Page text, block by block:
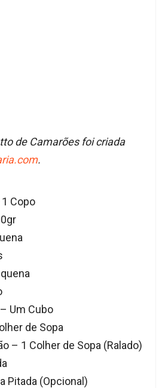
de Camarões foi criada
.
Copo
Um Cubo
de Sopa
– 1 Colher de Sopa (Ralado)
Pitada (Opcional)